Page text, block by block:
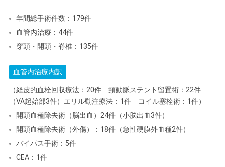
年間総手術件数：179件
血管内治療：44件
穿頭・開頭・脊椎：135件
血管内治療内訳
（経皮的血栓回収療法：20件 頸動脈ステント留置術：22件
（VA起始部3件）エリル動注療法：1件 コイル塞栓術：1件）
開頭血種除去術（脳出血）24件（小脳出血3件）
開頭血種除去術（外傷）：18件（急性硬膜外血種2件）
バイパス手術：5件
CEA：1件